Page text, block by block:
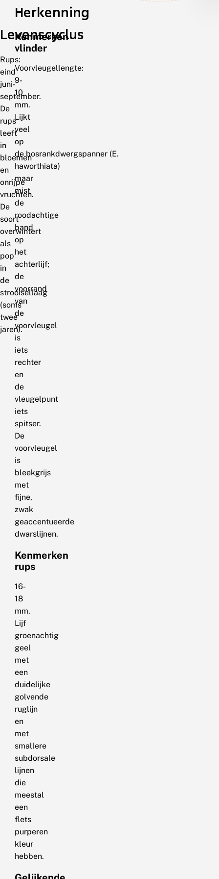
Levenscyclus
Rups:
eind
juni-
september.
De
rups
leeft
in
bloemen
en
onrijpe
vruchten.
De
soort
overwintert
als
pop
in
de
strooisellaag
(soms
twee
jaren).
Herkenning
Kenmerken
vlinder
Voorvleugellengte:
9-
10
mm.
Lijkt
veel
op
de bosrankdwergspanner (E.
haworthiata)
maar
mist
de
roodachtige
band
op
het
achterlijf;
de
voorrand
van
de
voorvleugel
is
iets
rechter
en
de
vleugelpunt
iets
spitser.
De
voorvleugel
is
bleekgrijs
met
fijne,
zwak
geaccentueerde
dwarslijnen.
Kenmerken
rups
16-
18
mm.
Lijf
groenachtig
geel
met
een
duidelijke
golvende
ruglijn
en
met
smallere
subdorsale
lijnen
die
meestal
een
flets
purperen
kleur
hebben.